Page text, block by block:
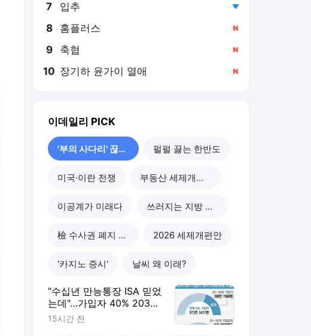
7 입추
8 홈플러스
9 축협
10 장기하 윤가이 열애
이데일리 PICK
'부의 사다리' 끊기나 펄펄 끓는 한반도
미국·이란 전쟁 부동산 세제개편 후폭풍
이공계가 미래다 쓰러지는 지방 부동산
檢 수사권 폐지 후폭풍 2026 세제개편안
'카지노 증시' 날씨 왜 이래?
"수십년 만능통장 ISA 믿었
는데"…가입자 40% 2030
'부의 사다리' 끊기나
15시간 전